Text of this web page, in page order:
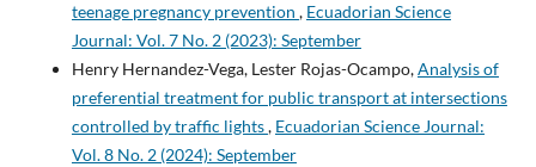
teenage pregnancy prevention , Ecuadorian Science
Journal: Vol. 7 No. 2 (2023): September
Henry Hernandez-Vega, Lester Rojas-Ocampo,Analysis of
preferential treatment for public transport at intersections
controlled by traffic lights, Ecuadorian Science Journal:
Vol. 8 No. 2 (2024): September